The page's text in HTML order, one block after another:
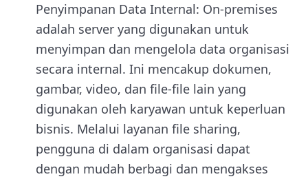
Penyimpanan Data Internal: On-premises
adalah server yang digunakan untuk
menyimpan dan mengelola data organisasi
secara internal. Ini mencakup dokumen,
gambar, video, dan file-file lain yang
digunakan oleh karyawan untuk keperluan
bisnis. Melalui layanan file sharing,
pengguna di dalam organisasi dapat
dengan mudah berbagi dan mengakses